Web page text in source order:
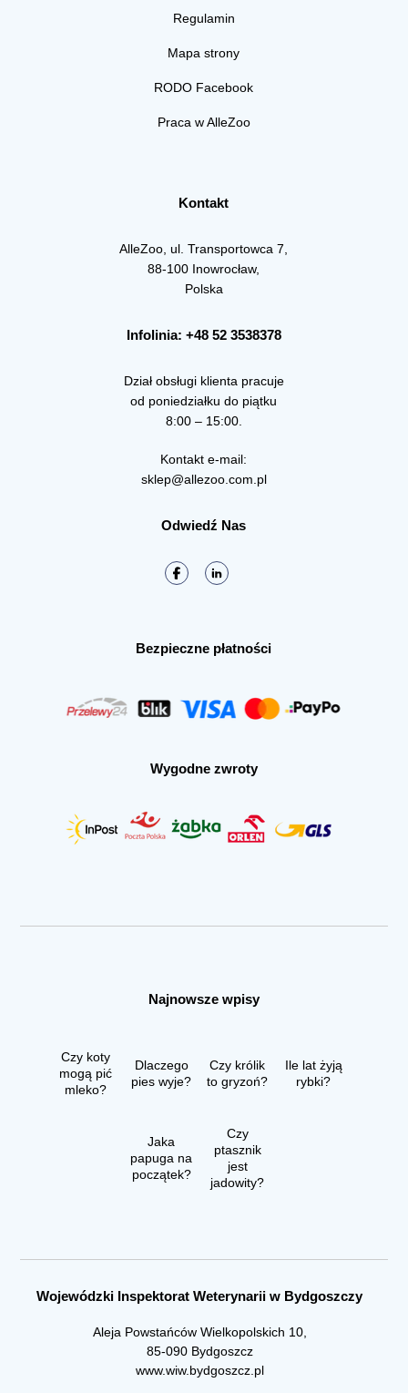
Regulamin
Mapa strony
RODO Facebook
Praca w AlleZoo
Kontakt
AlleZoo, ul. Transportowca 7,
88-100 Inowrocław,
Polska
Infolinia: +48 52 3538378
Dział obsługi klienta pracuje
od poniedziałku do piątku
8:00 – 15:00.
Kontakt e-mail:
sklep@allezoo.com.pl
Odwiedź Nas
Bezpieczne płatności
Wygodne zwroty
Najnowsze wpisy
Czy koty
mogą pić
mleko?
Dlaczego
pies wyje?
Czy królik
to gryzoń?
Ile lat żyją
rybki?
Jaka
papuga na
początek?
Czy
ptasznik
jest
jadowity?
Wojewódzki Inspektorat Weterynarii w Bydgoszczy
Aleja Powstańców Wielkopolskich 10,
85-090 Bydgoszcz
www.wiw.bydgoszcz.pl